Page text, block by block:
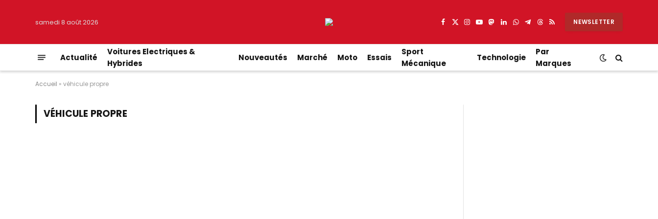
samedi 8 août 2026 Facebook
X
Instagram
YouTube
Mastodon
LinkedIn
WhatsApp
Partager
Telegram
Threads
RSS NEWSLETTER
Actualité
Voitures Electriques &
Hybrides
Nouveautés Marché Moto Essais
Sport
Mécanique
Technologie
Par
Marques
Accueil » véhicule propre
VÉHICULE PROPRE